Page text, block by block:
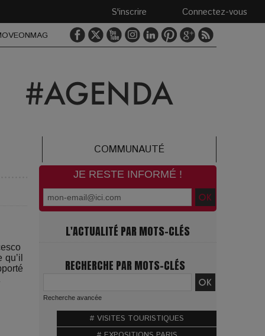
Connectez-vous
S'inscrire
COMMUNAUTÉ
JE RESTE INFORMÉ !
L'ACTUALITÉ PAR MOTS-CLÉS
RECHERCHE PAR MOTS-CLÉS
Recherche avancée
# VISITES TOURISTIQUES